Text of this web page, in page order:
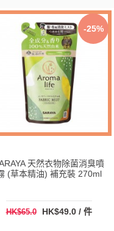
-25%
天然衣物除菌消臭噴
(草本精油) 補充裝 270ml
HK$65.0 HK$49.0 / 件